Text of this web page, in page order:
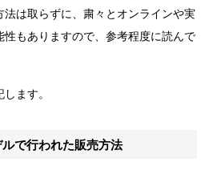
は取らずに、粛々とオンラインや実
もありますので、参考程度に読んで
ます。
で行われた販売方法